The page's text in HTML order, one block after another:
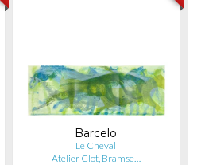
Barcelo
Le Cheval
Atelier Clot, Bramse…